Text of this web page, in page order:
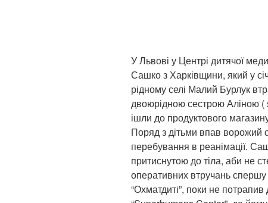
У Львові у Центрі дитячої
Сашко з Харківщини, який у
рідному селі Малий Бурлук
двоюрідною сестрою Аліною (
ішли до продуктового
Поряд з дітьми впав ворожий
перебування в реанімації.
притиснутою до тіла, аби не
оперативних втручань спершу
“Охматдиті”, поки не